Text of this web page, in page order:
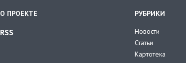
О ПРОЕКТЕ
RSS
РУБРИКИ
Новости
Статьи
Картотека